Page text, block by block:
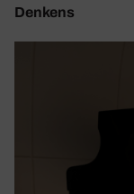
Denkens